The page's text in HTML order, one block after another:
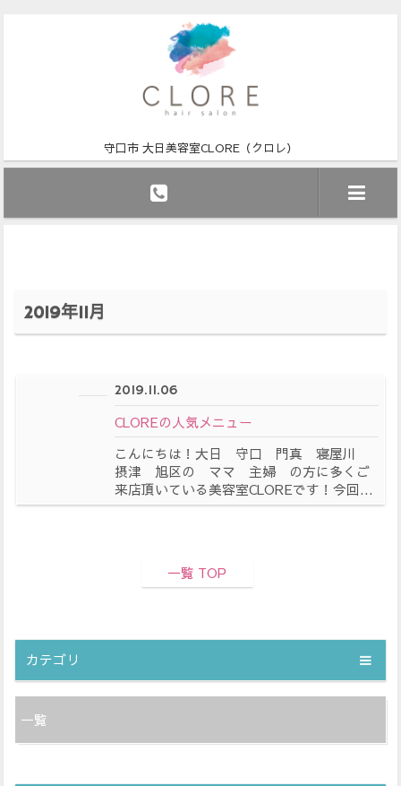
守口市 大日美容室CLORE（クロレ）
2019年11月
2019.11.06
CLOREの人気メニュー
こんにちは！大日 守口 門真 寝屋川
摂津 旭区の ママ 主婦 の方に多くご
来店頂いている美容室CLOREです！今回...
一覧 TOP
カテゴリ
一覧